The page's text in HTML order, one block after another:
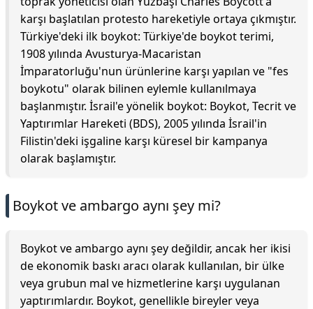
karşı başlatılan protesto hareketiyle ortaya çıkmıştır.
Türkiye'deki ilk boykot: Türkiye'de boykot terimi,
1908 yılında Avusturya-Macaristan
İmparatorluğu'nun ürünlerine karşı yapılan ve "fes
boykotu" olarak bilinen eylemle kullanılmaya
başlanmıştır. İsrail'e yönelik boykot: Boykot, Tecrit ve
Yaptırımlar Hareketi (BDS), 2005 yılında İsrail'in
Filistin'deki işgaline karşı küresel bir kampanya
olarak başlamıştır.
Boykot ve ambargo aynı şey mi?
Boykot ve ambargo aynı şey değildir, ancak her ikisi
de ekonomik baskı aracı olarak kullanılan, bir ülke
veya grubun mal ve hizmetlerine karşı uygulanan
yaptırımlardır. Boykot, genellikle bireyler veya